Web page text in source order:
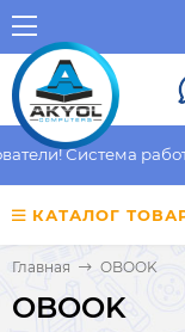
Система
КАТАЛОГ
Главная OBOOK
OBOOK